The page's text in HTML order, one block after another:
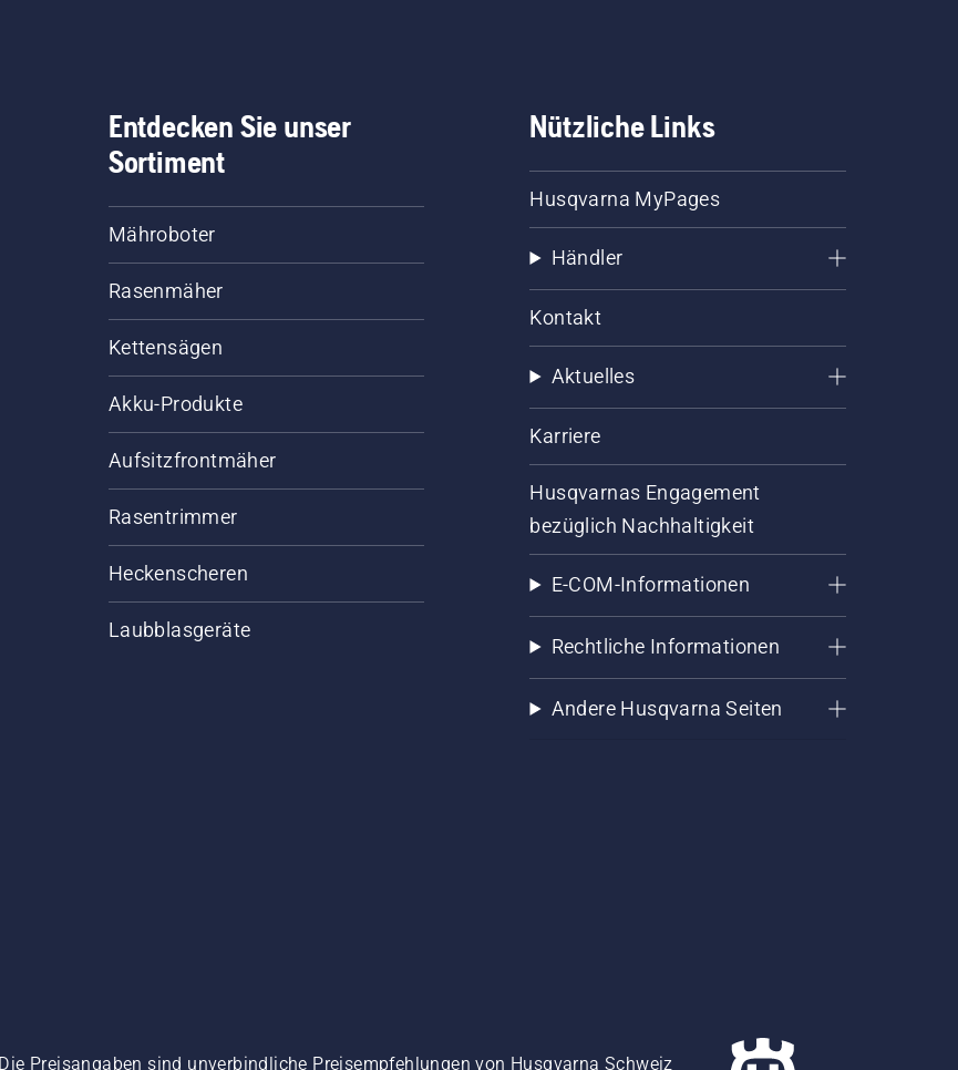
Entdecken Sie unser
Sortiment
Mähroboter
Rasenmäher
Kettensägen
Akku-Produkte
Aufsitzfrontmäher
Rasentrimmer
Heckenscheren
Laubblasgeräte
Nützliche Links
Husqvarna MyPages
Händler
Kontakt
Aktuelles
Karriere
Husqvarnas Engagement
bezüglich Nachhaltigkeit
E-COM-Informationen
Rechtliche Informationen
Andere Husqvarna Seiten
Preisangaben sind unverbindliche Preisempfehlungen von Husqvarna Schweiz